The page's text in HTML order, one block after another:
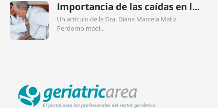
Importancia de las caídas en l...
Un artículo de la Dra. Diana Marcela Matiz
Perdomo,médi...